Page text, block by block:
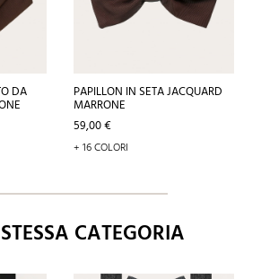
DA PAPILLON IN SETA JACQUARD
MARRONE
Prezzo
59,00 €
+ 16 COLORI
CATEGORIA